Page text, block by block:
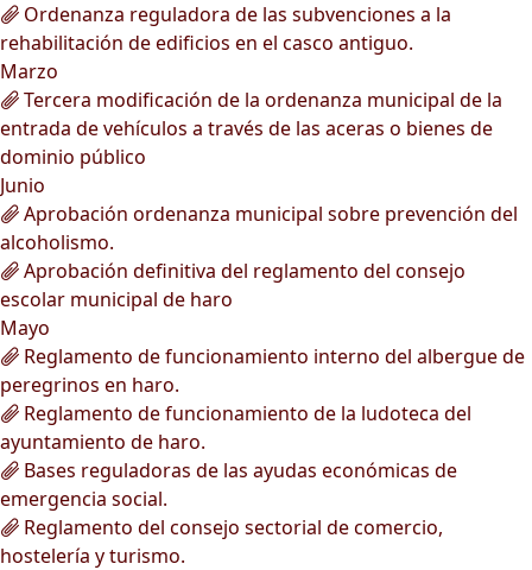
Ordenanza reguladora de las subvenciones a la
rehabilitación de edificios en el casco antiguo.
Marzo
Tercera modificación de la ordenanza municipal de la
entrada de vehículos a través de las aceras o bienes de
dominio público
Junio
Aprobación ordenanza municipal sobre prevención del
alcoholismo.
Aprobación definitiva del reglamento del consejo
escolar municipal de haro
Mayo
Reglamento de funcionamiento interno del albergue de
peregrinos en haro.
Reglamento de funcionamiento de la ludoteca del
ayuntamiento de haro.
Bases reguladoras de las ayudas económicas de
emergencia social.
Reglamento del consejo sectorial de comercio,
hostelería y turismo.